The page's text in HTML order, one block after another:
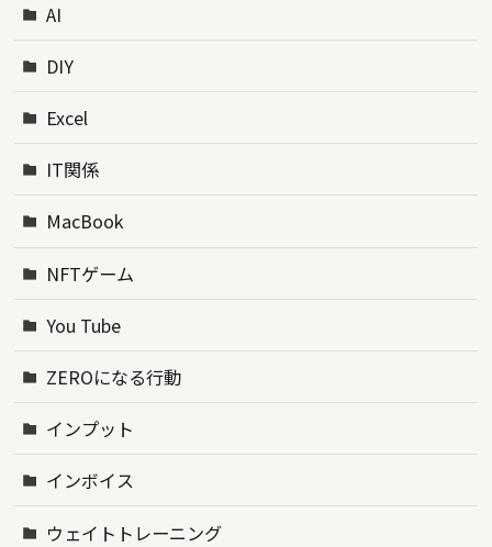
AI
DIY
Excel
IT関係
MacBook
NFTゲーム
You Tube
ZEROになる行動
インプット
インボイス
ウェイトトレーニング